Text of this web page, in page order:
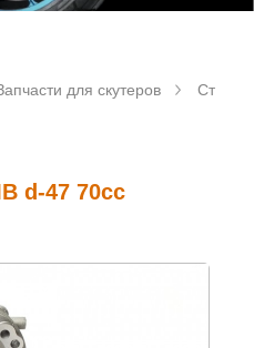
для скутеров
d-47 70cc